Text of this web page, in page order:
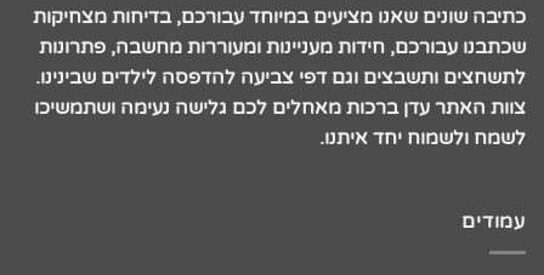
כתיבה שונים שאנו מציעים במיוחד עבורכם, בדיחות מצחיקות
שכתבנו עבורכם, חידות מעניינות ומעוררות מחשבה, פתרונות
לתשחצים ותשבצים וגם דפי צביעה להדפסה לילדים שבינינו.
צוות האתר עדן ברכות מאחלים לכם גלישה נעימה ושתמשיכו
לשמח ולשמוח יחד איתנו.
עמודים